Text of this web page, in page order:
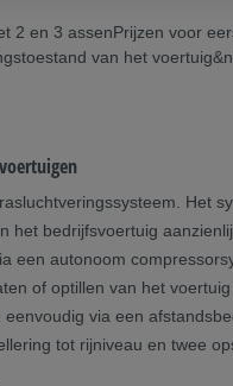
2 en 3 assenPrijzen voor
van het
Het
het bedrijfsvoertuig
een autonoom
of optillen van het
via een
tot rijniveau en twee